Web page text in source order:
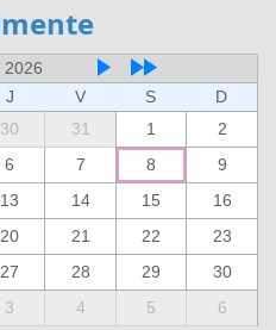
2026
J V S
D
30 31 1
2
6 7 8
9
13 14 15
16
20 21 22
23
27 28 29
30
3 4 5 6